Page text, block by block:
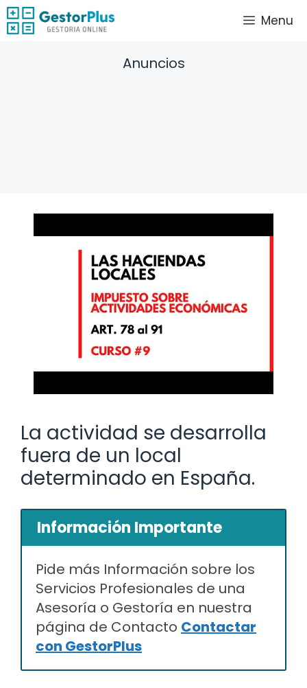
Saltar
al
Menu
Anuncios
La actividad se desarrolla
fuera de un local
determinado en España.
Información Importante
Pide más Información sobre los
Servicios Profesionales de una
Asesoría o Gestoría en nuestra
página de Contacto Contactar
con GestorPlus